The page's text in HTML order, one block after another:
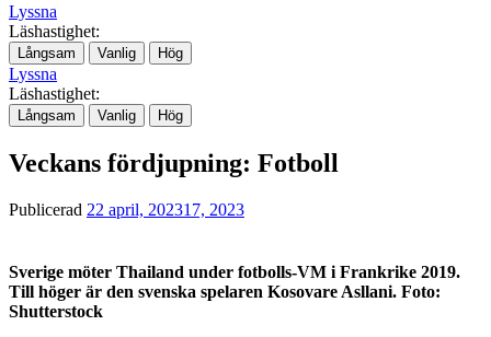
Lyssna
Läshastighet:
Långsam Vanlig Hög
Lyssna
Läshastighet:
Långsam Vanlig Hög
Veckans fördjupning: Fotboll
Publicerad 22 april, 202317, 2023
Sverige möter Thailand under fotbolls-VM i Frankrike 2019.
Till höger är den svenska spelaren Kosovare Asllani. Foto:
Shutterstock